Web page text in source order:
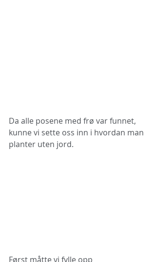
Da alle posene med frø var funnet,
kunne vi sette oss inn i hvordan man
planter uten jord.
Først måtte vi fylle opp